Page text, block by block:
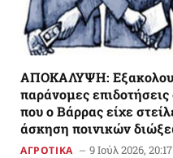
AΠΟΚΑΛΥΨΗ:
παράνομες
που ο Βάρρας είχε
άσκηση ποινικών
ΑΓΡΟΤΙΚΑ 9 Ιούλ 2026, 20:17